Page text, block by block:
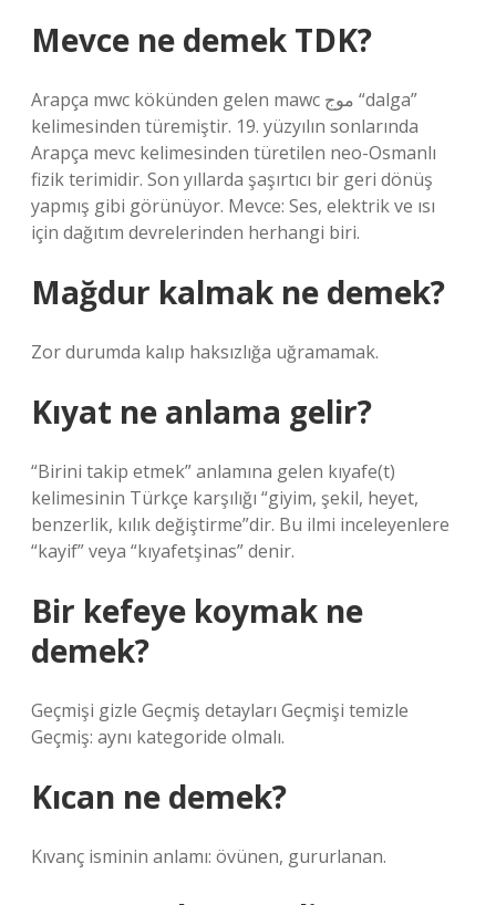
Mevce ne demek TDK?
Arapça mwc kökünden gelen mawc موج “dalga”
kelimesinden türemiştir. 19. yüzyılın sonlarında
Arapça mevc kelimesinden türetilen neo-Osmanlı
fizik terimidir. Son yıllarda şaşırtıcı bir geri dönüş
yapmış gibi görünüyor. Mevce: Ses, elektrik ve ısı
için dağıtım devrelerinden herhangi biri.
Mağdur kalmak ne demek?
Zor durumda kalıp haksızlığa uğramamak.
Kıyat ne anlama gelir?
“Birini takip etmek” anlamına gelen kıyafe(t)
kelimesinin Türkçe karşılığı “giyim, şekil, heyet,
benzerlik, kılık değiştirme”dir. Bu ilmi inceleyenlere
“kayif” veya “kıyafetşinas” denir.
Bir kefeye koymak ne
demek?
Geçmişi gizle Geçmiş detayları Geçmişi temizle
Geçmiş: aynı kategoride olmalı.
Kıcan ne demek?
Kıvanç isminin anlamı: övünen, gururlanan.